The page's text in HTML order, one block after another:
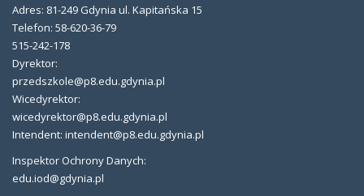
Adres: 81-249 Gdynia ul. Kapitańska 15
Telefon: 58-620-36-79
515-242-178
Dyrektor:
przedszkole@p8.edu.gdynia.pl
Wicedyrektor:
wicedyrektor@p8.edu.gdynia.pl
Intendent: intendent@p8.edu.gdynia.pl
Inspektor Ochrony Danych:
edu.iod@gdynia.pl